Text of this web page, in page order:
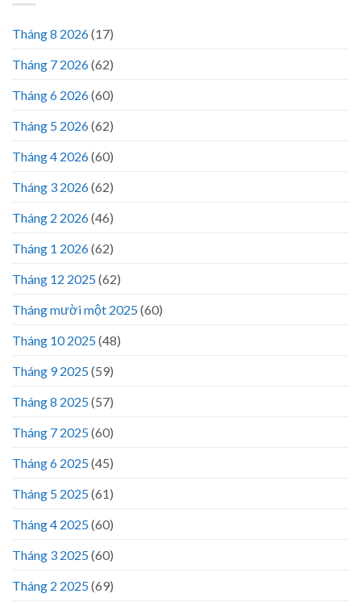
Tháng 8 2026(17)
Tháng 7 2026(62)
Tháng 6 2026(60)
Tháng 5 2026(62)
Tháng 4 2026(60)
Tháng 3 2026(62)
Tháng 2 2026(46)
Tháng 1 2026(62)
Tháng 12 2025(62)
Tháng mười một 2025(60)
Tháng 10 2025(48)
Tháng 9 2025(59)
Tháng 8 2025(57)
Tháng 7 2025(60)
Tháng 6 2025(45)
Tháng 5 2025(61)
Tháng 4 2025(60)
Tháng 3 2025(60)
Tháng 2 2025(69)